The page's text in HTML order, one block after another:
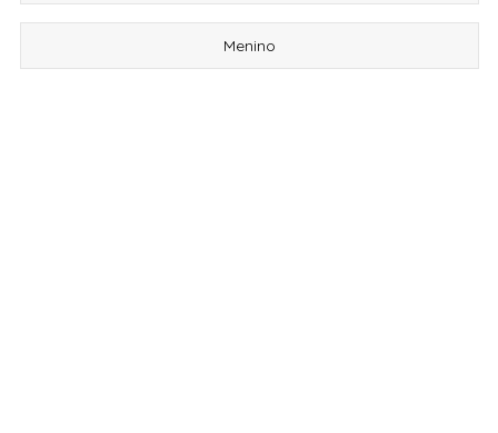
Menino